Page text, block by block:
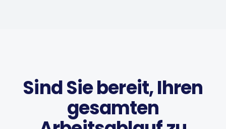
Sind Sie bereit, Ihren
gesamten